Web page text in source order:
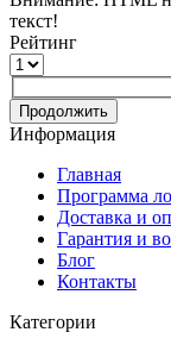
текст!
Рейтинг
Продолжить
Информация
Главная
Программа
Доставка и
Гарантия и
Блог
Контакты
Категории